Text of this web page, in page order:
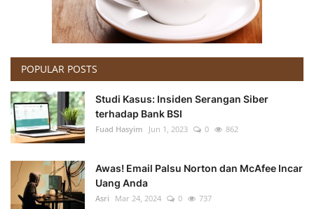
POPULAR POSTS
Studi Kasus: Insiden Serangan Siber
terhadap Bank BSI
Fuad Hasyim Jun 1, 2023 0 862
Awas! Email Palsu Norton dan McAfee Incar
Uang Anda
Asri Mar 24, 2024 0 737